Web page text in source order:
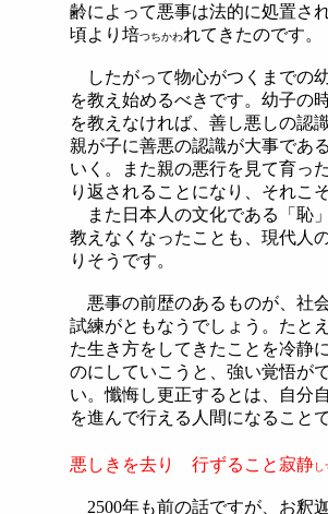
齢によって悪事は法的に処置さ
頃より培つちかわれてきたのです。
したがって物心がつくまでの
を教え始めるべきです。幼子の
を教えなければ、善し悪しの認
親が子に善悪の認識が大事であ
いく。また親の悪行を見て育っ
り返されることになり、それこ
また日本人の文化である「恥
教えなくなったことも、現代人
りそうです。
悪事の前歴のあるものが、社
試練がともなうでしょう。たと
た生き方をしてきたことを冷静
のにしていこうと、強い覚悟が
い。懺悔し更正するとは、自分
を進んで行える人間になること
悪しきを去り 行ずること寂静し
2500年も前の話ですが、お釈